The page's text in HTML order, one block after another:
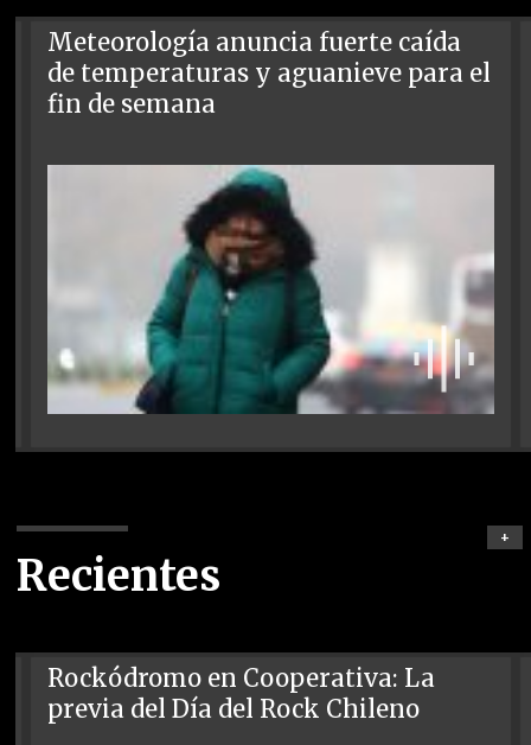
Meteorología anuncia fuerte caída
de temperaturas y aguanieve para el
fin de semana
Recientes
+
Rockódromo en Cooperativa: La
previa del Día del Rock Chileno